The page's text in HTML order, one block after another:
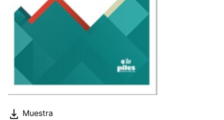
Muestra